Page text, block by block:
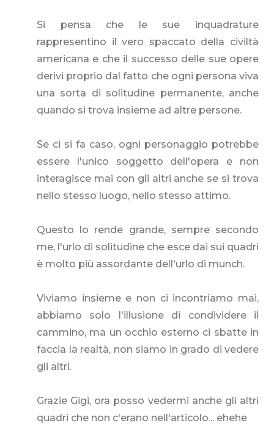
Si pensa che le sue inquadrature
rappresentino il vero spaccato della civiltà
americana e che il successo delle sue opere
derivi proprio dal fatto che ogni persona viva
una sorta di solitudine permanente, anche
quando si trova insieme ad altre persone.
Se ci si fa caso, ogni personaggio potrebbe
essere l'unico soggetto dell'opera e non
interagisce mai con gli altri anche se si trova
nello stesso luogo, nello stesso attimo.
Questo lo rende grande, sempre secondo
me, l'urlo di solitudine che esce dai sui quadri
è molto più assordante dell'urlo di munch.
Viviamo insieme e non ci incontriamo mai,
abbiamo solo l'illusione di condividere il
cammino, ma un occhio esterno ci sbatte in
faccia la realtà, non siamo in grado di vedere
gli altri.
Grazie Gigi, ora posso vedermi anche gli altri
quadri che non c'erano nell'articolo... ehehe